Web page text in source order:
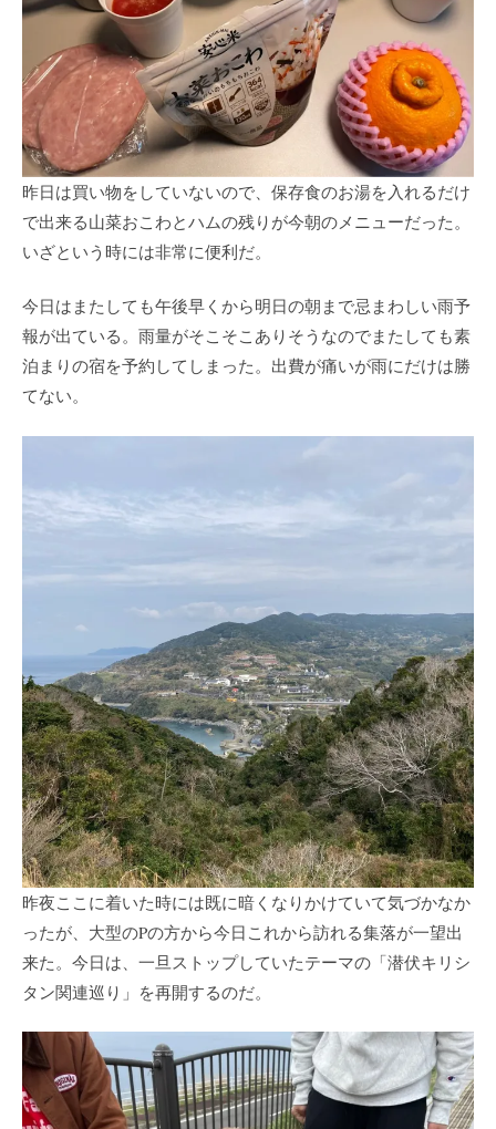
昨日は買い物をしていないので、保存食のお湯を入れるだけ
で出来る山菜おこわとハムの残りが今朝のメニューだった。
いざという時には非常に便利だ。
今日はまたしても午後早くから明日の朝まで忌まわしい雨予
報が出ている。雨量がそこそこありそうなのでまたしても素
泊まりの宿を予約してしまった。出費が痛いが雨にだけは勝
てない。
昨夜ここに着いた時には既に暗くなりかけていて気づかなか
ったが、大型のPの方から今日これから訪れる集落が一望出
来た。今日は、一旦ストップしていたテーマの「潜伏キリシ
タン関連巡り」を再開するのだ。